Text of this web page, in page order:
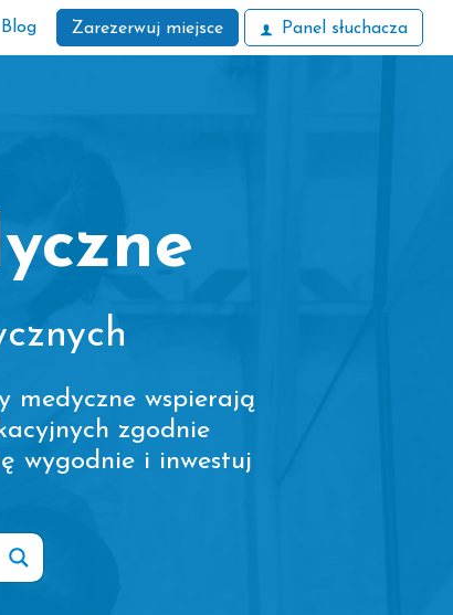
Blog Zarezerwuj miejsce Panel słuchacza
medyczne wspierają
zgodnie
wygodnie i inwestuj